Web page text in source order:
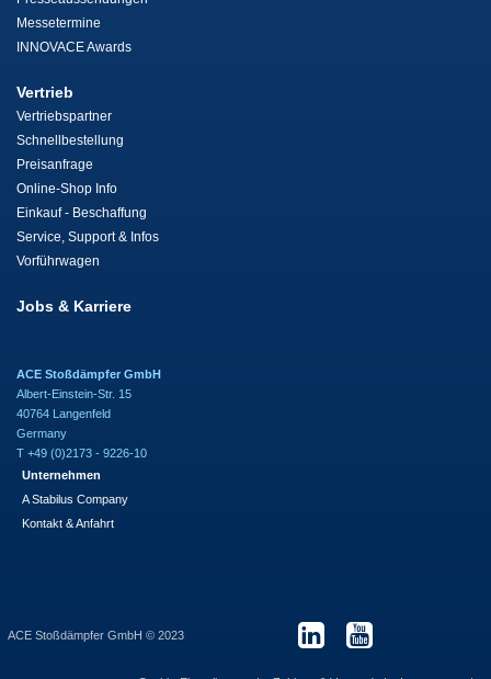
Messetermine
INNOVACE Awards
Vertrieb
Vertriebspartner
Schnellbestellung
Preisanfrage
Online-Shop Info
Einkauf - Beschaffung
Service, Support & Infos
Vorführwagen
Jobs & Karriere
ACE Stoßdämpfer GmbH
Albert-Einstein-Str. 15
40764 Langenfeld
Germany
T +49 (0)2173 - 9226-10
Unternehmen
A Stabilus Company
Kontakt & Anfahrt
ACE Stoßdämpfer GmbH © 2023